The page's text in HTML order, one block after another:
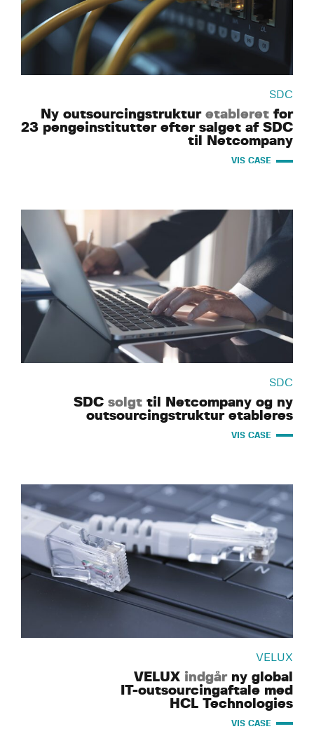
SDC
Ny outsourcingstruktur etableret for
23 pengeinstitutter efter salget af SDC
til Netcompany
VIS CASE
SDC
SDC solgt til Netcompany og ny
outsourcingstruktur etableres
VIS CASE
VELUX
VELUX indgårny global
IT-outsourcingaftale med
HCL Technologies
VIS CASE